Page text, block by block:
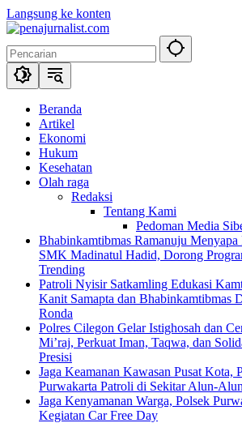
Langsung ke konten
Beranda
Artikel
Ekonomi
Hukum
Kesehatan
Olah raga
Redaksi
Tentang Kami
Pedoman Media
Bhabinkamtibmas Ramanuju Menyapa
SMK Madinatul Hadid, Dorong
Trending
Patroli Nyisir Satkamling Edukasi
Kanit Samapta dan Bhabinkamtibmas
Ronda
Polres Cilegon Gelar Istighosah dan
Mi’raj, Perkuat Iman, Taqwa, dan
Presisi
Jaga Keamanan Kawasan Pusat Kota,
Purwakarta Patroli di Sekitar Alun-
Jaga Kenyamanan Warga, Polsek
Kegiatan Car Free Day